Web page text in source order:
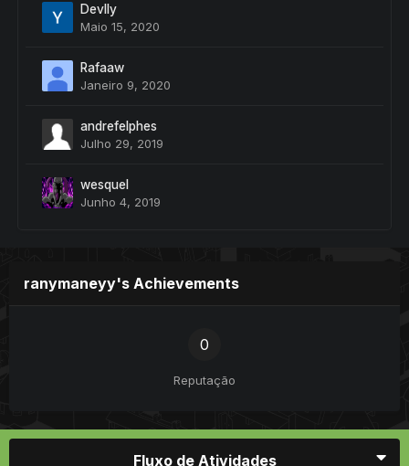
Devlly
Maio 15, 2020
Rafaaw
Janeiro 9, 2020
andrefelphes
Julho 29, 2019
wesquel
Junho 4, 2019
ranymaneyy's Achievements
0
Reputação
Fluxo de Atividades